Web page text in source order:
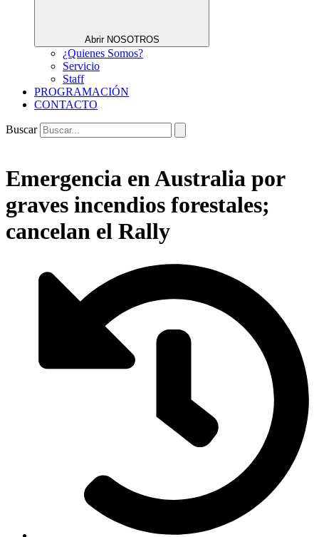
Abrir NOSOTROS
¿Quienes Somos?
Servicio
Staff
PROGRAMACIÓN
CONTACTO
Buscar
Emergencia en Australia por
graves incendios forestales;
cancelan el Rally